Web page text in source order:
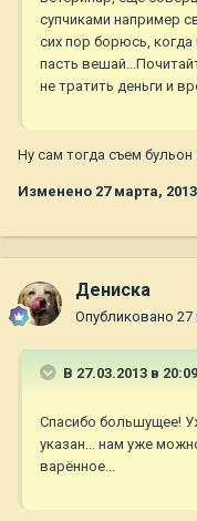
супчиками например
сих пор борюсь,
пасть
не тратить деньги и
Ну сам тогда съем
Изменено 27 марта, 2013
Дениска
Опубликовано 27
В 27.03.2013 в
Спасибо большущее!
указан... нам уже
варённое...